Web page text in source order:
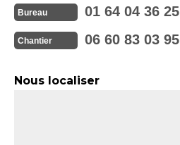
Bureau 01 64 04 36 25
Chantier 06 60 83 03 95
Nous localiser